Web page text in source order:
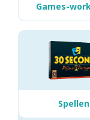
Games-
Spellen